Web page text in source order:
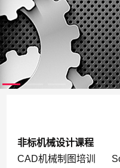
非标机械设计课程
CAD机械制图培训